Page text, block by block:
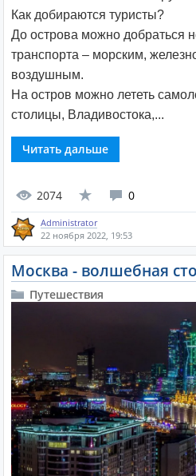
Как добираются туристы?
До острова можно добраться
транспорта – морским,
воздушным.
На остров можно лететь
столицы, Владивостока,...
Читать дальше
2074 0
Administrator
22 ноября 2022, 19:53
Москва - волшебная
Путешествия